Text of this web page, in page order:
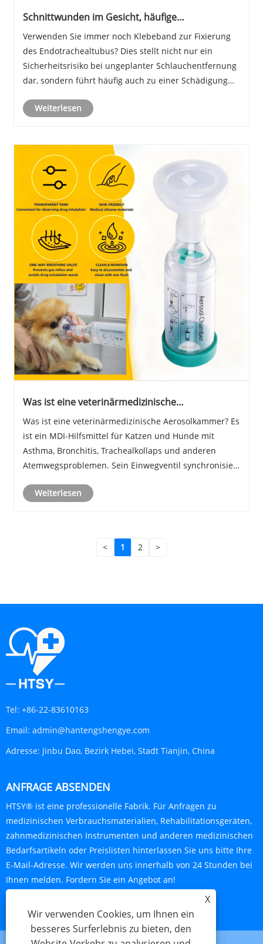
Schnittwunden im Gesicht, häufige
Rohrhalter löst diese Herausforderungen bei der
Pflege problemlos.
Verwenden Sie immer noch Klebeband zur Fixierung
des Endotrachealtubus? Dies stellt nicht nur ein
Sicherheitsrisiko bei ungeplanter Schlauchentfernung
dar, sondern führt häufig auch zu einer Schädigung
Professionelle Verschlüsse für orale
Weiterlesen
Was ist eine veterinärmedizinische
Was ist eine veterinärmedizinische Aerosolkammer? Es
ist ein MDI-Hilfsmittel für Katzen und Hunde mit
Asthma, Bronchitis, Trachealkollaps und anderen
Atemwegsproblemen. Sein Einwegventil synchronisiert
Medikamentenaufnahme in der Lunge zu steigern und
Weiterlesen
< 1 2 >
Tel: +86-22-83610163
Email: admin@hantengshengye.com
Adresse: Jinbu Dao, Bezirk Hebei, Stadt Tianjin, China
ANFRAGE ABSENDEN
HTSY® ist eine professionelle Fabrik. Für Anfragen zu
medizinischen Verbrauchsmaterialien, Rehabilitationsgeräten,
zahnmedizinischen Instrumenten und anderen medizinischen
Bedarfsartikeln oder Preislisten hinterlassen Sie uns bitte Ihre
E-Mail-Adresse. Wir werden uns innerhalb von 24 Stunden bei
Ihnen melden. Fordern Sie ein Angebot an!
X
Wir verwenden Cookies, um Ihnen ein
besseres Surferlebnis zu bieten, den